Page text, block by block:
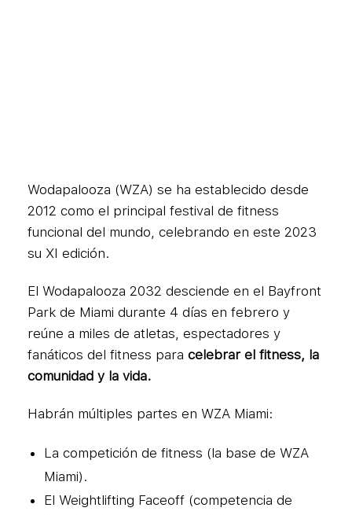
Wodapalooza (WZA) se ha establecido desde
2012 como el principal festival de fitness
funcional del mundo, celebrando en este 2023
su XI edición.
El Wodapalooza 2032 desciende en el Bayfront
Park de Miami durante 4 días en febrero y
reúne a miles de atletas, espectadores y
fanáticos del fitness para celebrar el fitness, la
comunidad y la vida.
Habrán múltiples partes en WZA Miami:
La competición de fitness (la base de WZA
Miami).
El Weightlifting Faceoff (competencia de